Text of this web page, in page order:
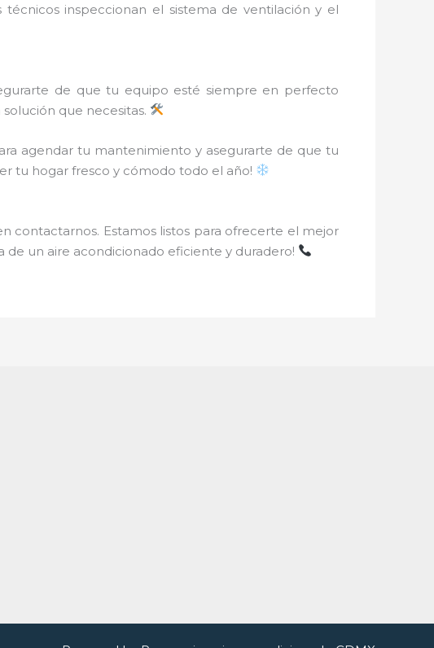
inspeccionan el sistema de ventilación y el
de que tu equipo esté siempre en perfecto
que necesitas.
agendar tu mantenimiento y asegurarte de que tu
tu hogar fresco y cómodo todo el año!
contactarnos. Estamos listos para ofrecerte el mejor
de un aire acondicionado eficiente y duradero!